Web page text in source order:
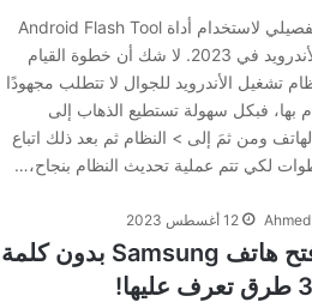
الشرح التفصيلي لاستخدام أداة Android Flash Tool
لتحديث الأندرويد في 2023. لا شك أن خطوة القيام
تشغيل الأندرويد للجوال لا تتطلب مجهودًا
بها، فبكل سهولة تستطيع الذهاب إلى
ومن ثمَ إلى > النظام ثم بعد ذلك اتباع
لكي تتم عملية تحديث النظام بنجاح،…
12 أغسطس 2023
كيفية فتح هاتف Samsung بدون كلمة